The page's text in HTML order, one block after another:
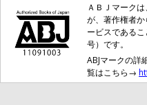
ＡＢＪマーク
が、著作権者
ービスである
号）です。
ABJマークの詳
覧はこちら→